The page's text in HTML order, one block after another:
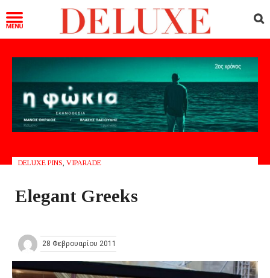
DELUXE PINS VIPARADE
Elegant Greeks
28 Φεβρουαρίου 2011